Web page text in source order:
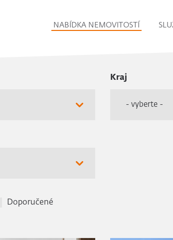
NABÍDKA NEMOVITOSTÍ
Kraj
- vyberte -
Doporučené